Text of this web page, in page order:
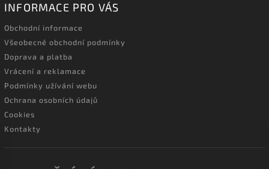
INFORMACE PRO VÁS
Obchodní informace
Všeobecné obchodní podmínky
Doprava a platba
Vrácení a reklamace
Podmínky užívání webu
Ochrana osobních údajů
Cookies
Kontakty